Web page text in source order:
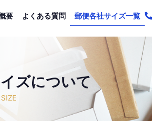
要 よくある質問 郵便各社サイズ一覧
ズについて
SIZE